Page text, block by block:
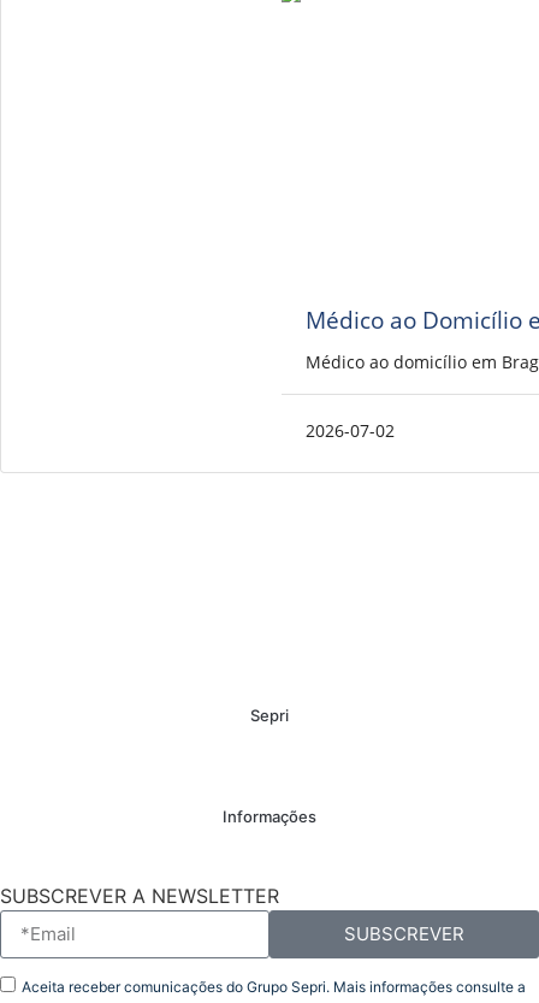
Médico ao Domicílio
Médico ao domicílio em
2026-07-02
Sepri
Informações
SUBSCREVER A NEWSLETTER
Aceita receber comunicações do Grupo Sepri. Mais informações consulte a
SUBSCREVER